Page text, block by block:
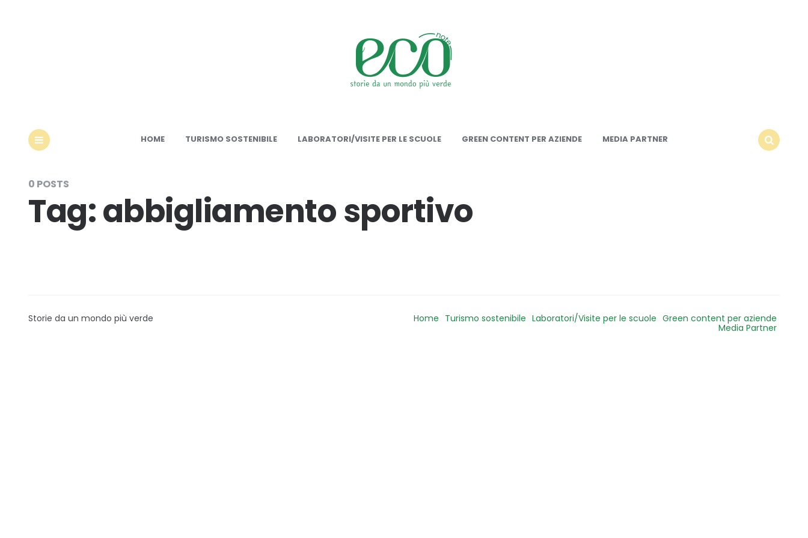
HOME TURISMO SOSTENIBILE LABORATORI/VISITE PER LE SCUOLE GREEN CONTENT PER AZIENDE
MEDIA PARTNER
0 POSTS
Tag:abbigliamento sportivo
Storie da un mondo più verde Home Turismo sostenibile Laboratori/Visite per le scuole Green content per aziende
Media Partner